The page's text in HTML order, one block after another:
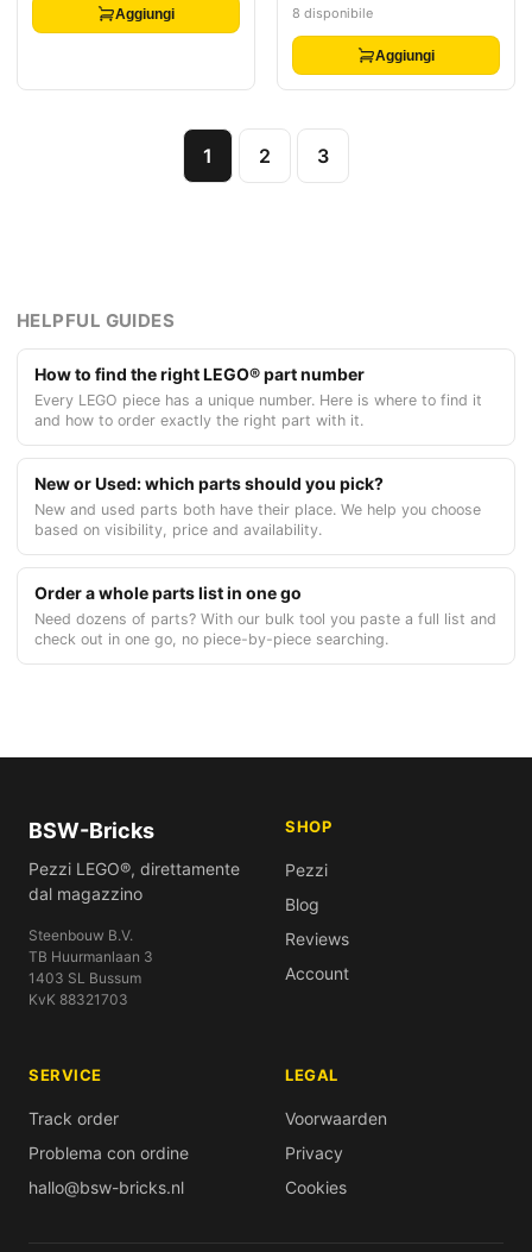
Aggiungi 8 disponibile
Aggiungi
1 2 3
HELPFUL GUIDES
How to find the right LEGO® part number
Every LEGO piece has a unique number. Here is where to find it
and how to order exactly the right part with it.
New or Used: which parts should you pick?
New and used parts both have their place. We help you choose
based on visibility, price and availability.
Order a whole parts list in one go
Need dozens of parts? With our bulk tool you paste a full list and
check out in one go, no piece-by-piece searching.
BSW-Bricks
Pezzi LEGO®, direttamente
dal magazzino
Steenbouw B.V.
TB Huurmanlaan 3
1403 SL Bussum
KvK 88321703
SHOP
Pezzi
Blog
Reviews
Account
SERVICE
Track order
Problema con ordine
hallo@bsw-bricks.nl
LEGAL
Voorwaarden
Privacy
Cookies